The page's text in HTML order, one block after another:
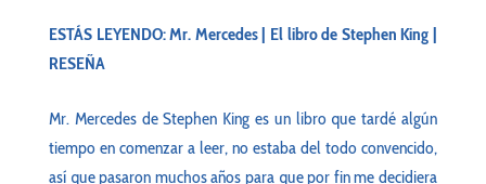
ESTÁS LEYENDO: Mr. Mercedes | El libro de Stephen King |
RESEÑA
Mr. Mercedes de Stephen King es un libro que tardé algún
tiempo en comenzar a leer, no estaba del todo convencido,
así que pasaron muchos años para que por fin me decidiera